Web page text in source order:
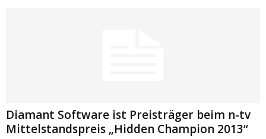
Diamant Software ist Preisträger beim n-tv
Mittelstandspreis „Hidden Champion 2013“